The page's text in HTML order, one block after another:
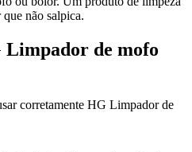
não salpica.
Limpador de mofo
corretamente HG Limpador de